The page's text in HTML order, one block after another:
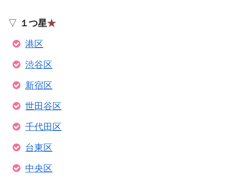
▽ １つ星★
港区
渋谷区
新宿区
世田谷区
千代田区
台東区
中央区